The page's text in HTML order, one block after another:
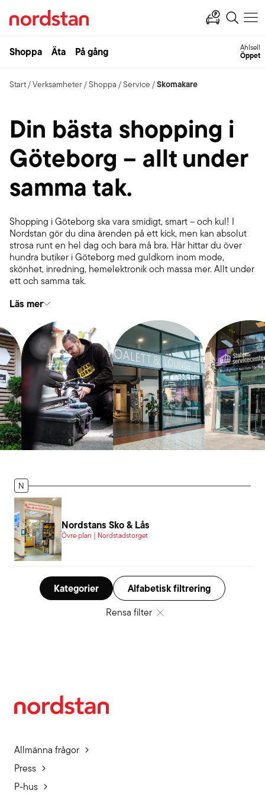
Shoppa Äta På gång Ahlsell
Öppet
Start/Verksamheter/Shoppa /Service /Skomakare
Din bästa shopping i
Göteborg – allt under
samma tak.
Shopping i Göteborg ska vara smidigt, smart – och kul! I
Nordstan gör du dina ärenden på ett kick, men kan absolut
strosa runt en hel dag och bara må bra. Här hittar du över
hundra butiker i Göteborg med guldkorn inom mode,
skönhet, inredning, hemelektronik och massa mer. Allt under
ett och samma tak.
Läs mer
N
Nordstans Sko & Lås
Övre plan | Nordstadstorget
Kategorier Alfabetisk filtrering
Rensa filter
Allmänna frågor
Press
P-hus